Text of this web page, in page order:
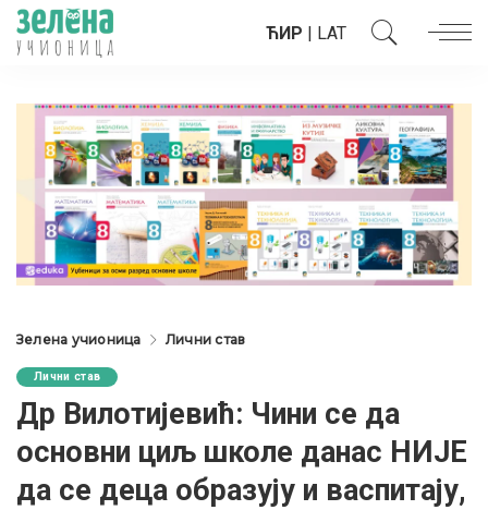
ЋИР | LAT
Зелена учионица Лични став
Лични став
Др Вилотијевић: Чини се да
основни циљ школе данас НИЈЕ
да се деца образују и васпитају,